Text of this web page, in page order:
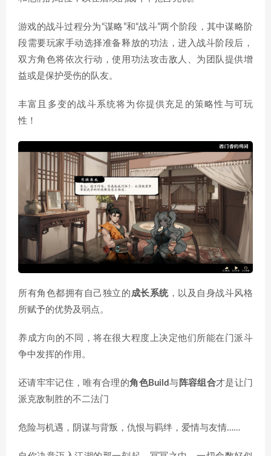
游戏的战斗过程分为“谋略”和“战斗”两个阶段，其中谋略阶
段需要玩家手动选择准备释放的功法，进入战斗阶段后，
双方角色将依次行动，使用功法攻击敌人、为团队提供增
益或是保护受伤的队友。
丰富且多变的战斗系统将为你提供充足的策略性与可玩
性！
所有角色都拥有自己独立的 成长系统，以及自身战斗风格
所赋予的优势及弱点。
养成方向的不同，将在很大程度上决定他们所能在门派斗
争中发挥的作用。
还请牢牢记住，唯有合理的角色Build 与 阵容组合才是让门
派克敌制胜的不二法门
危险与机遇，阴谋与背叛，仇恨与羁绊，爱情与友情……